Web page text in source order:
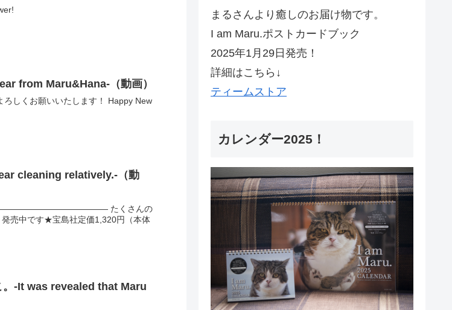
from Maru&Hana-（動画）
願いいたします！ Happy New
cleaning relatively.-（動
。-It was revealed that Maru
まるさんより癒しのお届け物です。
I am Maru.ポストカードブック
2025年1月29日発売！
詳細はこちら↓
ティームストア
カレンダー2025！